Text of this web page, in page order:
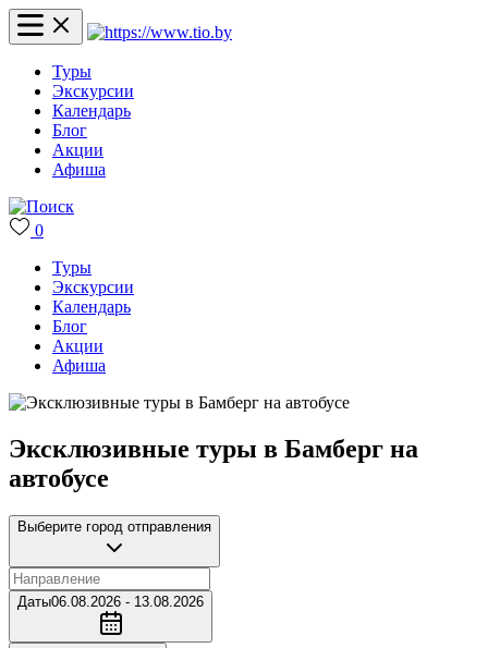
Туры
Экскурсии
Календарь
Блог
Акции
Афиша
0
Туры
Экскурсии
Календарь
Блог
Акции
Афиша
Эксклюзивные туры в Бамберг на
автобусе
Выберите город отправления
Даты06.08.2026 - 13.08.2026